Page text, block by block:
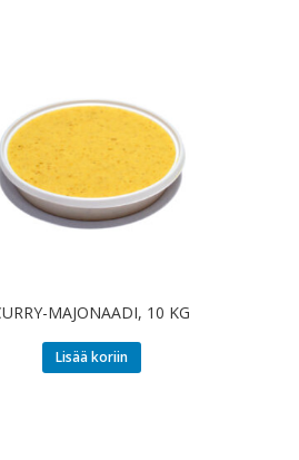
MAJONAADI, 10 KG
Lisää koriin